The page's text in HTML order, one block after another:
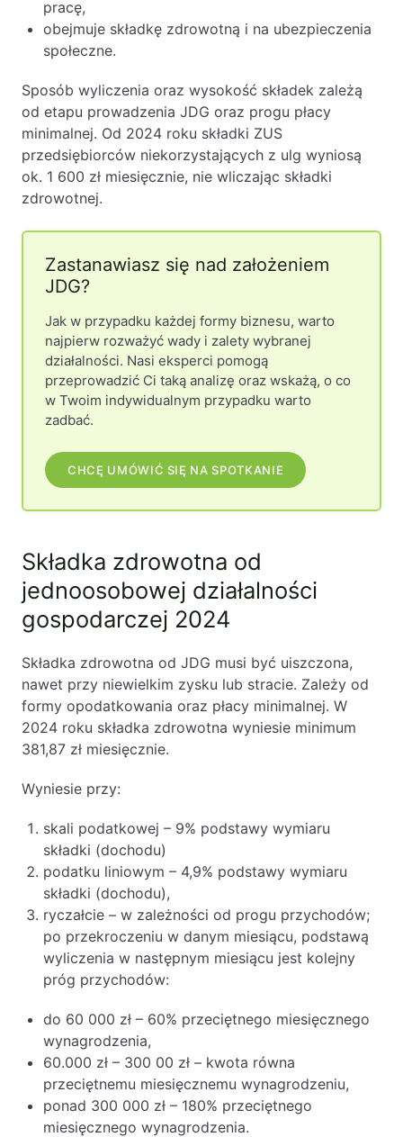
pracę,
obejmuje składkę zdrowotną i na ubezpieczenia
społeczne.
Sposób wyliczenia oraz wysokość składek zależą
od etapu prowadzenia JDG oraz progu płacy
minimalnej. Od 2024 roku składki ZUS
przedsiębiorców niekorzystających z ulg wyniosą
ok. 1 600 zł miesięcznie, nie wliczając składki
zdrowotnej.
Zastanawiasz się nad założeniem
JDG?
Jak w przypadku każdej formy biznesu, warto
najpierw rozważyć wady i zalety wybranej
działalności. Nasi eksperci pomogą
przeprowadzić Ci taką analizę oraz wskażą, o co
w Twoim indywidualnym przypadku warto
zadbać.
CHCĘ UMÓWIĆ SIĘ NA SPOTKANIE
Składka zdrowotna od
jednoosobowej działalności
gospodarczej 2024
Składka zdrowotna od JDG musi być uiszczona,
nawet przy niewielkim zysku lub stracie. Zależy od
formy opodatkowania oraz płacy minimalnej. W
2024 roku składka zdrowotna wyniesie minimum
381,87 zł miesięcznie.
Wyniesie przy:
skali podatkowej – 9% podstawy wymiaru
składki (dochodu)
podatku liniowym – 4,9% podstawy wymiaru
składki (dochodu),
ryczałcie – w zależności od progu przychodów;
po przekroczeniu w danym miesiącu, podstawą
wyliczenia w następnym miesiącu jest kolejny
próg przychodów:
do 60 000 zł – 60% przeciętnego miesięcznego
wynagrodzenia,
60.000 zł – 300 00 zł – kwota równa
przeciętnemu miesięcznemu wynagrodzeniu,
ponad 300 000 zł – 180% przeciętnego
miesięcznego wynagrodzenia.